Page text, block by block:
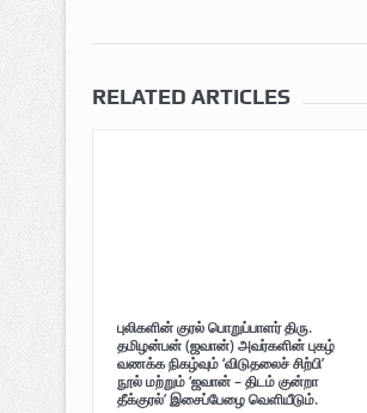
RELATED ARTICLES
புலிகளின் குரல் பொறுப்பாளர் திரு.
தமிழன்பன் (ஜவான்) அவர்களின் புகழ்
வணக்க நிகழ்வும் ‘விடுதலைச் சிற்பி’
நூல் மற்றும் ‘ஜவான் – திடம் குன்றா
தீக்குரல்’ இசைப்பேழை வெளியீடும்.